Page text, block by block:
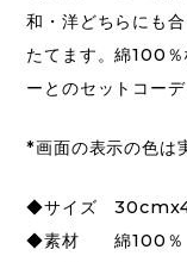
和・洋どちらにも
たてます。綿100
ーとのセットコー
*画面の表示の色は
◆サイズ
◆素材 綿100％